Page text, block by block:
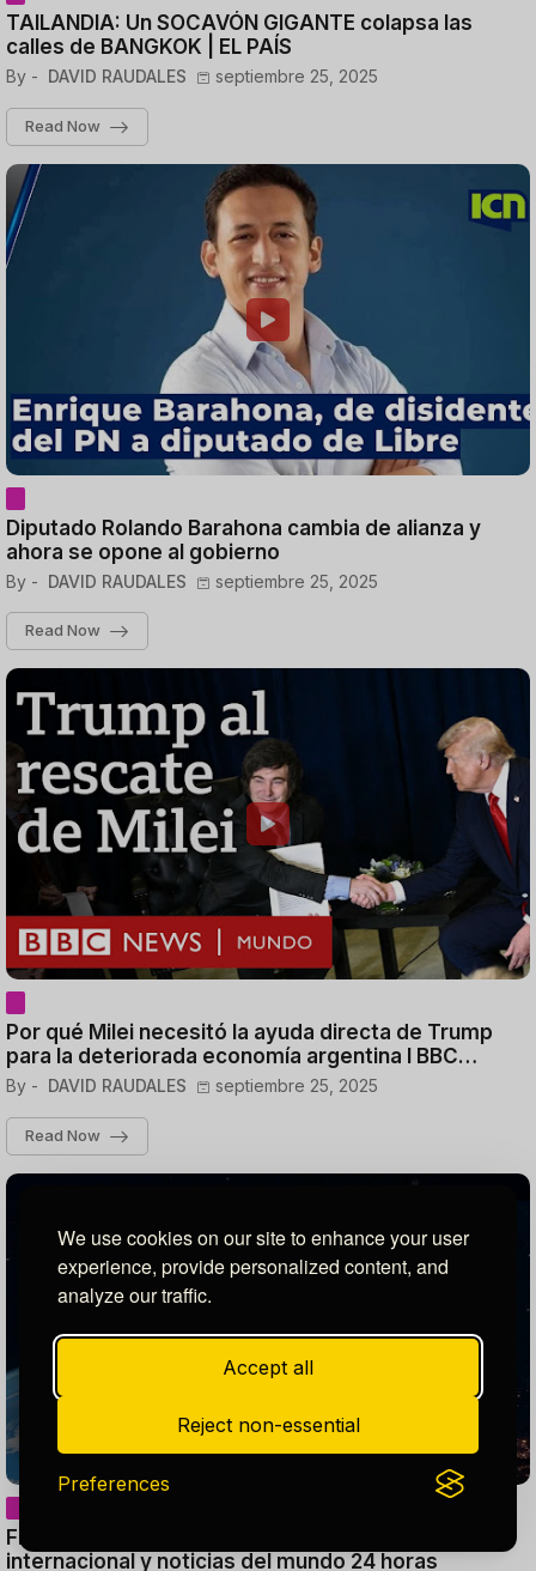
We use cookies on our site to enhance your user
experience, provide personalized content, and
analyze our traffic.
Accept all
Reject non-essential
Preferences
TAILANDIA: Un SOCAVÓN GIGANTE colapsa las
calles de BANGKOK | EL PAÍS
By - DAVID RAUDALES septiembre 25, 2025
Read Now
Diputado Rolando Barahona cambia de alianza y
ahora se opone al gobierno
By - DAVID RAUDALES septiembre 25, 2025
Read Now
Por qué Milei necesitó la ayuda directa de Trump
para la deteriorada economía argentina I BBC
Mundo
By - DAVID RAUDALES septiembre 25, 2025
Read Now
FRANCE 24 Español – EN VIVO – Información
internacional y noticias del mundo 24 horas